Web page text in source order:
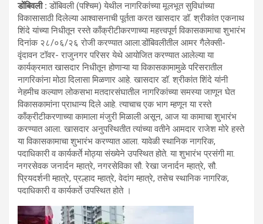
डोंबिवली : डोंबिवली (पश्चिम) येथील नागरिकांच्या मूलभूत सुविधांच्या
विकासासाठी दिलेल्या आश्वासनाची पूर्तता करत खासदार डॉ. श्रीकांत एकनाथ
शिंदे यांच्या निधीतून रस्ते काँक्रीटीकरणाच्या महत्त्वपूर्ण विकासकामाचा शुभारंभ
दिनांक २८/०६/२६ रोजी करण्यात आला.डोंबिवलीतील आमर गैलेक्सी-
वृंदावन टॉवर- राजुनगर परिसर येथे आयोजित करण्यात आलेल्या या
कार्यक्रमात खासदार निधीतून होणाऱ्या या विकासकामामुळे परिसरातील
नागरिकांना मोठा दिलासा मिळणार आहे. खासदार डॉ. श्रीकांत शिंदे यांनी
नेहमीच कल्याण लोकसभा मतदारसंघातील नागरिकांच्या समस्या जाणून घेत
विकासकामांना प्राधान्य दिले आहे. त्याचाच एक भाग म्हणून या रस्ते
काँक्रीटीकरणाच्या कामाला मंजुरी मिळाली असून, आज या कामाचा शुभारंभ
करण्यात आला. खासदार अनुपस्थितीत त्यांच्या वतीने आमदार राजेश मोरे हस्ते
या विकासकामाचा शुभारंभ करण्यात आला. यावेळी स्थानिक नागरिक,
पदाधिकारी व कार्यकर्ते मोठ्या संख्येने उपस्थित होते. या शुभारंभ प्रसंगी मा.
नगरसेवक जनार्दन म्हात्रे, नगरसेविका सौ. रेखा जनार्दन म्हात्रे, सौ.
प्रियदर्शनी म्हात्रे, प्रल्हाद म्हात्रे, वेदांग म्हात्रे, तसेच स्थानिक नागरिक,
पदाधिकारी व कार्यकर्ते उपस्थित होते ।